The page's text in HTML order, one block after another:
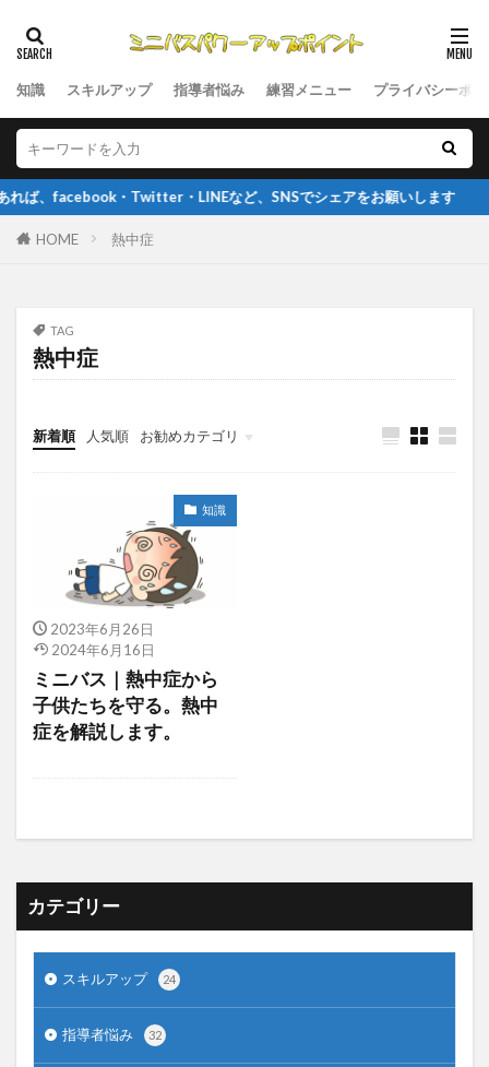
知識 スキルアップ 指導者悩み 練習メニュー プライバシーポ
facebook・Twitter・LINEなど、SNSでシェアをお願いします
HOME 熱中症
TAG
熱中症
新着順 人気順 お勧めカテゴリ
指導者悩み
知識
2023年6月26日
2024年6月16日
ミニバス｜熱中症から
子供たちを守る。熱中
症を解説します。
カテゴリー
スキルアップ 24
指導者悩み 32